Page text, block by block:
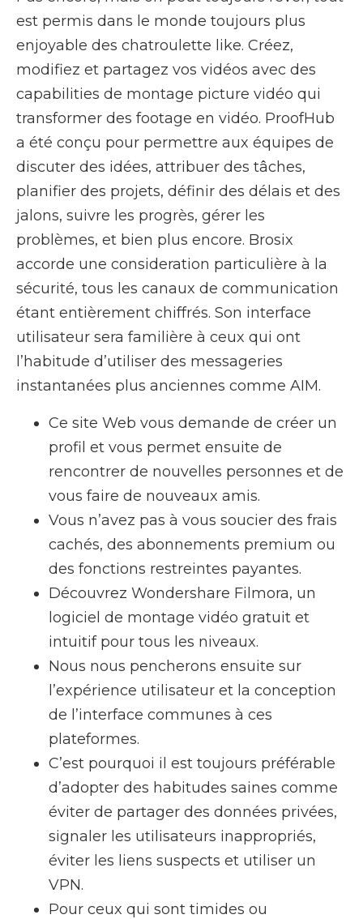
est permis dans le monde toujours plus
enjoyable des chatroulette like. Créez,
modifiez et partagez vos vidéos avec des
capabilities de montage picture vidéo qui
transformer des footage en vidéo. ProofHub
a été conçu pour permettre aux équipes de
discuter des idées, attribuer des tâches,
planifier des projets, définir des délais et des
jalons, suivre les progrès, gérer les
problèmes, et bien plus encore. Brosix
accorde une consideration particulière à la
sécurité, tous les canaux de communication
étant entièrement chiffrés. Son interface
utilisateur sera familière à ceux qui ont
l’habitude d’utiliser des messageries
instantanées plus anciennes comme AIM.
Ce site Web vous demande de créer un
profil et vous permet ensuite de
rencontrer de nouvelles personnes et de
vous faire de nouveaux amis.
Vous n’avez pas à vous soucier des frais
cachés, des abonnements premium ou
des fonctions restreintes payantes.
Découvrez Wondershare Filmora, un
logiciel de montage vidéo gratuit et
intuitif pour tous les niveaux.
Nous nous pencherons ensuite sur
l’expérience utilisateur et la conception
de l’interface communes à ces
plateformes.
C’est pourquoi il est toujours préférable
d’adopter des habitudes saines comme
éviter de partager des données privées,
signaler les utilisateurs inappropriés,
éviter les liens suspects et utiliser un
VPN.
Pour ceux qui sont timides ou